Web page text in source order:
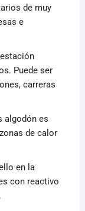
de muy
e
Puede ser
carreras
algodón es
de calor
en la
con reactivo